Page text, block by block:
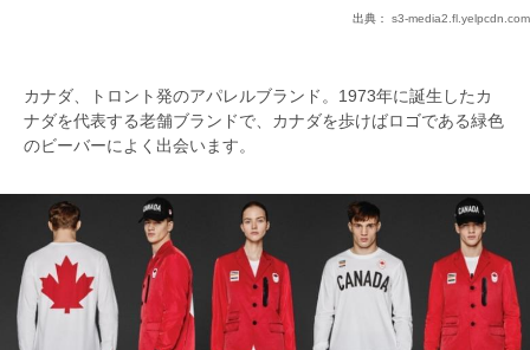
出典： s3-media2.fl.yelpcdn.com
カナダ、トロント発のアパレルブランド。1973年に誕生したカ
ナダを代表する老舗ブランドで、カナダを歩けばロゴである緑色
のビーバーによく出会います。